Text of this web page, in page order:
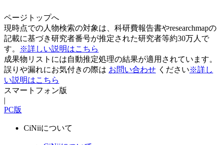
ページトップへ
現時点での人物検索の対象は、科研費報告書やresearchmapの
記載に基づき研究者番号が推定された研究者等約30万人で
す。
※詳しい説明はこちら
成果物リストには自動推定処理の結果が適用されています。
誤りや漏れにお気付きの際は お問い合わせ ください※詳し
い説明はこちら
スマートフォン版
|
PC版
CiNiiについて